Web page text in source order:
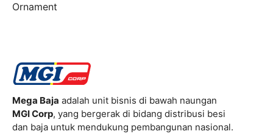
Ornament
Mega Baja adalah unit bisnis di bawah naungan
MGI Corp, yang bergerak di bidang distribusi besi
dan baja untuk mendukung pembangunan nasional.